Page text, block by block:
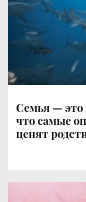
Семья — это
что самые
ценят